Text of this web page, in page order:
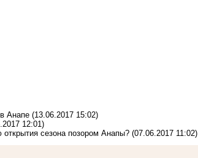
Анапе (13.06.2017 15:02)
12:01)
сезона позором Анапы? (07.06.2017 11:02)